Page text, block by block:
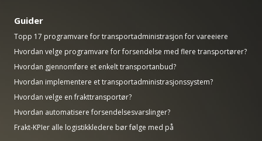
Guider
Topp 17 programvare for transportadministrasjon for vareeiere
Hvordan velge programvare for forsendelse med flere transportører?
Hvordan gjennomføre et enkelt transportanbud?
Hvordan implementere et transportadministrasjonssystem?
Hvordan velge en frakttransportør?
Hvordan automatisere forsendelsesvarslinger?
Frakt-KPIer alle logistikkledere bør følge med på